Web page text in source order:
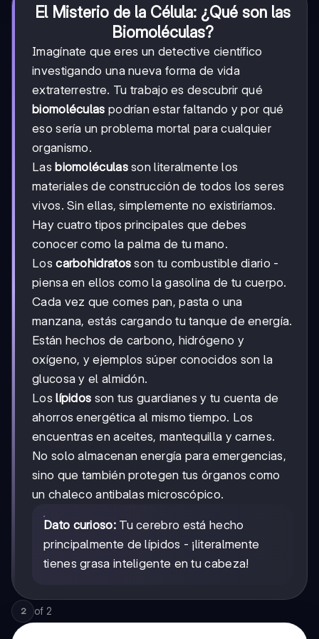
El Misterio de la Célula: ¿Qué son las
Biomoléculas?
Imagínate que eres un detective científico
investigando una nueva forma de vida
extraterrestre. Tu trabajo es descubrir qué
biomoléculas podrían estar faltando y por qué
eso sería un problema mortal para cualquier
organismo.
Las biomoléculasson literalmente los
materiales de construcción de todos los seres
vivos. Sin ellas, simplemente no existiríamos.
Hay cuatro tipos principales que debes
conocer como la palma de tu mano.
Loscarbohidratos son tu combustible diario -
piensa en ellos como la gasolina de tu cuerpo.
Cada vez que comes pan, pasta o una
manzana, estás cargando tu tanque de energía.
Están hechos de carbono, hidrógeno y
oxígeno, y ejemplos súper conocidos son la
glucosa y el almidón.
Loslípidos son tus guardianes y tu cuenta de
ahorros energética al mismo tiempo. Los
encuentras en aceites, mantequilla y carnes.
No solo almacenan energía para emergencias,
sino que también protegen tus órganos como
un chaleco antibalas microscópico.
Dato curioso:Tu cerebro está hecho
principalmente de lípidos - ¡literalmente
tienes grasa inteligente en tu cabeza!
2 of 2